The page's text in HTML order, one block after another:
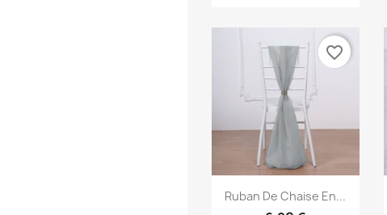
Aperçu rapide
Ruban De Chaise En...
favorite_border